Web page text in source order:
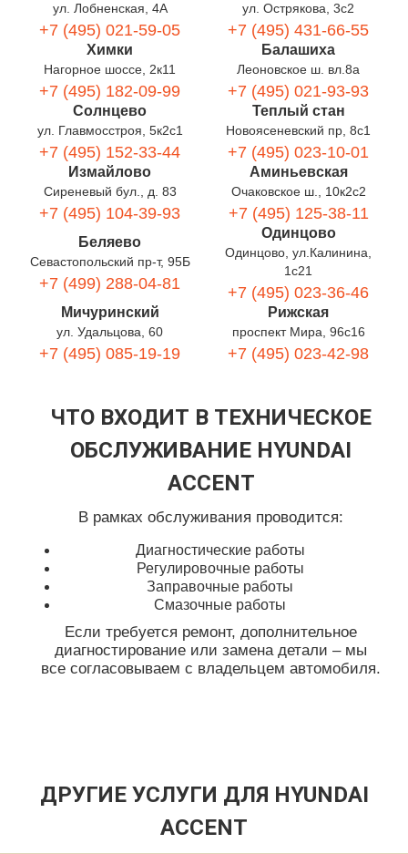
ул. Лобненская, 4А
+7 (495) 021-59-05
ул. Острякова, 3с2
+7 (495) 431-66-55
Химки
Нагорное шоссе, 2к11
+7 (495) 182-09-99
Балашиха
Леоновское ш. вл.8а
+7 (495) 021-93-93
Солнцево
ул. Главмосстроя, 5к2с1
+7 (495) 152-33-44
Теплый стан
Новоясеневский пр, 8с1
+7 (495) 023-10-01
Измайлово
Сиреневый бул., д. 83
+7 (495) 104-39-93
Аминьевская
Очаковское ш., 10к2с2
+7 (495) 125-38-11
Беляево
Севастопольский пр-т, 95Б
+7 (499) 288-04-81
Одинцово
Одинцово, ул.Калинина,
1с21
+7 (495) 023-36-46
Мичуринский
ул. Удальцова, 60
+7 (495) 085-19-19
Рижская
проспект Мира, 96с16
+7 (495) 023-42-98
ЧТО ВХОДИТ В ТЕХНИЧЕСКОЕ
ОБСЛУЖИВАНИЕ HYUNDAI
ACCENT
В рамках обслуживания проводится:
Диагностические работы
Регулировочные работы
Заправочные работы
Смазочные работы
Если требуется ремонт, дополнительное
диагностирование или замена детали – мы
все согласовываем с владельцем автомобиля.
ДРУГИЕ УСЛУГИ ДЛЯ HYUNDAI
ACCENT